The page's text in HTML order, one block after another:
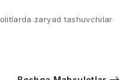
zaryad tashuvchilar